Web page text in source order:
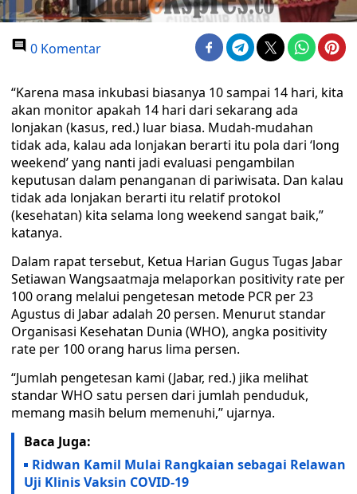
0 Komentar
“Karena masa inkubasi biasanya 10 sampai 14 hari, kita
akan monitor apakah 14 hari dari sekarang ada
lonjakan (kasus, red.) luar biasa. Mudah-mudahan
tidak ada, kalau ada lonjakan berarti itu pola dari ‘long
weekend’ yang nanti jadi evaluasi pengambilan
keputusan dalam penanganan di pariwisata. Dan kalau
tidak ada lonjakan berarti itu relatif protokol
(kesehatan) kita selama long weekend sangat baik,”
katanya.
Dalam rapat tersebut, Ketua Harian Gugus Tugas Jabar
Setiawan Wangsaatmaja melaporkan positivity rate per
100 orang melalui pengetesan metode PCR per 23
Agustus di Jabar adalah 20 persen. Menurut standar
Organisasi Kesehatan Dunia (WHO), angka positivity
rate per 100 orang harus lima persen.
“Jumlah pengetesan kami (Jabar, red.) jika melihat
standar WHO satu persen dari jumlah penduduk,
memang masih belum memenuhi,” ujarnya.
Baca Juga:
Ridwan Kamil Mulai Rangkaian sebagai Relawan
Uji Klinis Vaksin COVID-19